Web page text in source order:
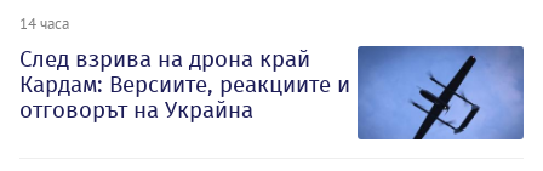
14 часа
След взрива на дрона край
Кардам: Версиите, реакциите и
отговорът на Украйна